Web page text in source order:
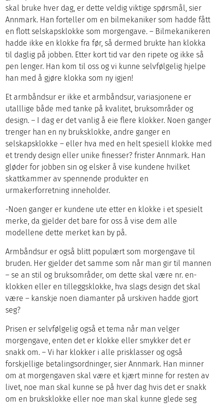
skal bruke hver dag, er dette veldig viktige spørsmål, sier
Annmark. Han forteller om en bilmekaniker som hadde fått
en flott selskapsklokke som morgengave. – Bilmekanikeren
hadde ikke en klokke fra før, så dermed brukte han klokka
til daglig på jobben. Etter kort tid var den ripete og ikke så
pen lenger. Han kom til oss og vi kunne selvfølgelig hjelpe
han med å gjøre klokka som ny igjen!
Et armbåndsur er ikke et armbåndsur, variasjonene er
utalllige både med tanke på kvalitet, bruksområder og
design. – I dag er det vanlig å eie flere klokker. Noen ganger
trenger han en ny bruksklokke, andre ganger en
selskapsklokke – eller hva med en helt spesiell klokke med
et trendy design eller unike finesser? frister Annmark. Han
gløder for jobben sin og elsker å vise kundene hvilket
skattkammer av spennende produkter en
urmakerforretning inneholder.
-Noen ganger er kundene ute etter en klokke i et spesielt
merke, da gjelder det bare for oss å vise dem alle
modellene dette merket kan by på.
Armbåndsur er også blitt populært som morgengave til
bruden. Her gjelder det samme som når man gir til mannen
– se an stil og bruksområder, om dette skal være nr. en-
klokken eller en tilleggsklokke, hva slags design det skal
være – kanskje noen diamanter på urskiven hadde gjort
seg?
Prisen er selvfølgelig også et tema når man velger
morgengave, enten det er klokke eller smykker det er
snakk om. – Vi har klokker i alle prisklasser og også
forskjellige betalingsordninger, sier Annmark. Han minner
om at morgengaven skal være et kjært minne for resten av
livet, noe man skal kunne se på hver dag hvis det er snakk
om en bruksklokke eller noe man skal kunne glede seg